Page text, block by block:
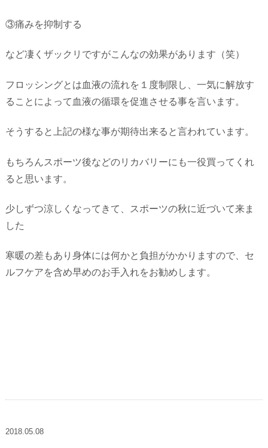
③痛みを抑制する
など凄くザックリですがこんなの効果があります（笑）
フロッシングとは血液の流れを１度制限し、一気に解放す
ることによって血液の循環を促進させる事を言います。
そうすると上記の様な事が期待出来ると言われています。
もちろんスポーツ後などのリカバリーにも一役買ってくれ
ると思います。
少しずつ涼しくなってきて、スポーツの秋に近づいて来ま
した
寒暖の差もあり身体には何かと負担がかかりますので、セ
ルフケアを含め早めのお手入れをお勧めします。
2018.05.08